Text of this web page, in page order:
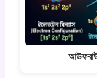
আউফবাউ